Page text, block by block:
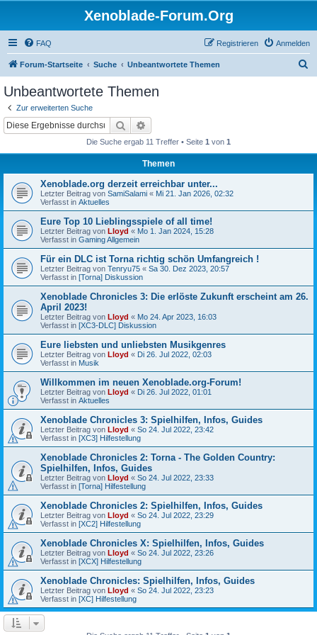
Xenoblade-Forum.Org
FAQ Anmelden
Registrieren
Forum-Startseite Suche Unbeantwortete Themen
Unbeantwortete Themen
Zur erweiterten Suche
Suche
Die Suche ergab 11 Treffer • Seite 1 von 1
Themen
Xenoblade.org derzeit erreichbar unter...
Letzter Beitrag von SamiSalami « Mi 21. Jan 2026, 02:32
Verfasst in Aktuelles
Eure Top 10 Lieblingsspiele of all time!
Letzter Beitrag von Lloyd « Mo 1. Jan 2024, 15:28
Verfasst in Gaming Allgemein
Für ein DLC ist Torna richtig schön Umfangreich !
Letzter Beitrag von Tenryu75 « Sa 30. Dez 2023, 20:57
Verfasst in [Torna] Diskussion
Xenoblade Chronicles 3: Die erlöste Zukunft erscheint am 26.
April 2023!
Letzter Beitrag von Lloyd « Mo 24. Apr 2023, 16:03
Verfasst in [XC3-DLC] Diskussion
Eure liebsten und unliebsten Musikgenres
Letzter Beitrag von Lloyd « Di 26. Jul 2022, 02:03
Verfasst in Musik
Willkommen im neuen Xenoblade.org-Forum!
Letzter Beitrag von Lloyd « Di 26. Jul 2022, 01:01
Verfasst in Aktuelles
Xenoblade Chronicles 3: Spielhilfen, Infos, Guides
Letzter Beitrag von Lloyd « So 24. Jul 2022, 23:42
Verfasst in [XC3] Hilfestellung
Xenoblade Chronicles 2: Torna - The Golden Country:
Spielhilfen, Infos, Guides
Letzter Beitrag von Lloyd « So 24. Jul 2022, 23:33
Verfasst in [Torna] Hilfestellung
Xenoblade Chronicles 2: Spielhilfen, Infos, Guides
Letzter Beitrag von Lloyd « So 24. Jul 2022, 23:29
Verfasst in [XC2] Hilfestellung
Xenoblade Chronicles X: Spielhilfen, Infos, Guides
Letzter Beitrag von Lloyd « So 24. Jul 2022, 23:26
Verfasst in [XCX] Hilfestellung
Xenoblade Chronicles: Spielhilfen, Infos, Guides
Letzter Beitrag von Lloyd « So 24. Jul 2022, 23:23
Verfasst in [XC] Hilfestellung